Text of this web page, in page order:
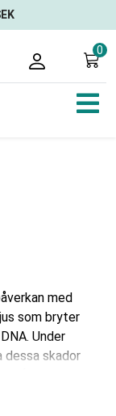
0
med
som bryter
Under
dessa skador
åt hudens